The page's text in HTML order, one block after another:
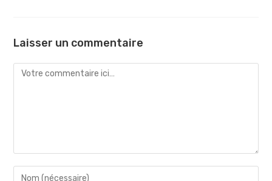
Laisser un commentaire
Comment
Enter